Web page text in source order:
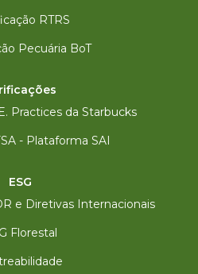
RTRS
Pecuária BoT
Practices da Starbucks
- Plataforma SAI
ESG
e Diretivas Internacionais
Florestal